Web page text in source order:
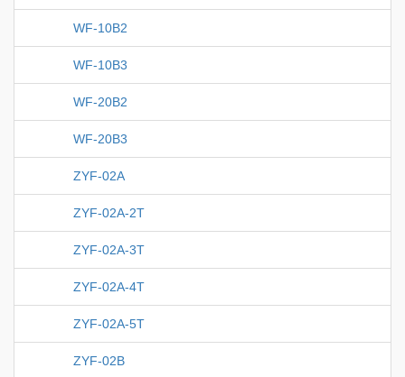
WF-10B2
WF-10B3
WF-20B2
WF-20B3
ZYF-02A
ZYF-02A-2T
ZYF-02A-3T
ZYF-02A-4T
ZYF-02A-5T
ZYF-02B